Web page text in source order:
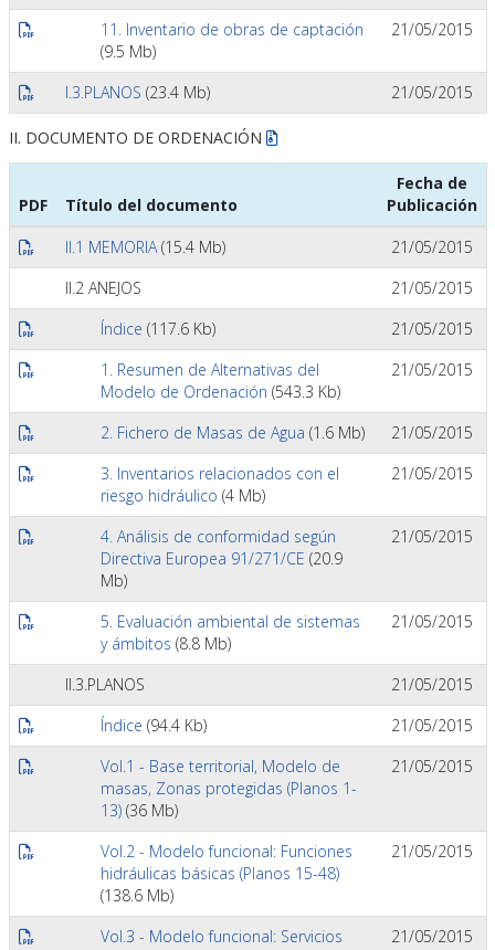
11. Inventario de obras de captación
(9.5 Mb)
21/05/2015
I.3.PLANOS (23.4 Mb) 21/05/2015
II. DOCUMENTO DE ORDENACIÓN
PDF Título del documento
Fecha de
Publicación
II.1 MEMORIA (15.4 Mb)
21/05/2015
II.2 ANEJOS
21/05/2015
Índice (117.6 Kb)
21/05/2015
1. Resumen de Alternativas del
Modelo de Ordenación (543.3 Kb)
21/05/2015
2. Fichero de Masas de Agua (1.6 Mb)
21/05/2015
3. Inventarios relacionados con el
riesgo hidráulico (4 Mb)
21/05/2015
4. Análisis de conformidad según
Directiva Europea 91/271/CE (20.9
Mb)
21/05/2015
5. Evaluación ambiental de sistemas
y ámbitos (8.8 Mb)
21/05/2015
II.3.PLANOS
21/05/2015
Índice (94.4 Kb)
21/05/2015
Vol.1 - Base territorial, Modelo de
masas, Zonas protegidas (Planos 1-
13) (36 Mb)
21/05/2015
Vol.2 - Modelo funcional: Funciones
hidráulicas básicas (Planos 15-48)
(138.6 Mb)
21/05/2015
Vol.3 - Modelo funcional: Servicios
21/05/2015